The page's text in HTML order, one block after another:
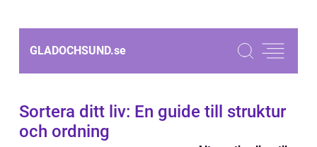
GLADOCHSUND.se
Sortera ditt liv: En guide till struktur
och ordning